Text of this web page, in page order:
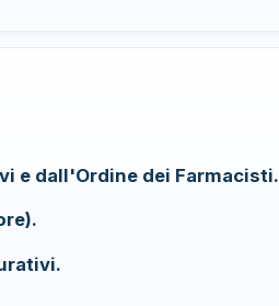
e dall'Ordine dei Farmacisti.